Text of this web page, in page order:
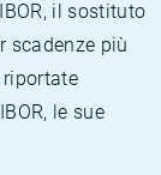
il sostituto
scadenze più
le sue